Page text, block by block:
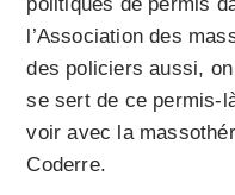
l’Association des
des policiers aussi,
se sert de ce permis-
voir avec la
Coderre.